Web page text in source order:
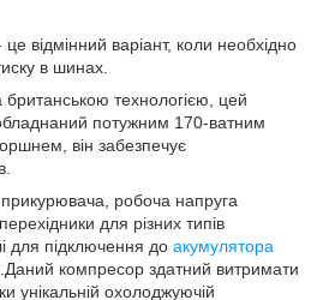
відмінний варіант, коли необхідно
в шинах.
технологією, цей
потужним 170-ватним
він забезпечує
прикурювача, робоча напруга
для різних типів
для підключення до акумулятора
компресор здатний витримати
унікальній охолоджуючій